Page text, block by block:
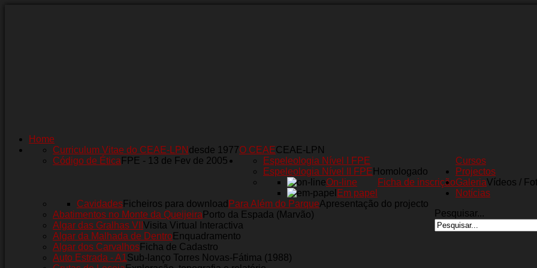
Home
O CEAECEAE-LPN
Curriculum Vitae do CEAE-LPN desde 1977
Código de Ética FPE - 13 de Fev de 2005 Cursos
Espeleologia Nível I FPE
Espeleologia Nível II FPE Homologado
Ficha de inscrição
On-line
Em papel
Projectos
Para Além do ParqueApresentação do projecto
CavidadesFicheiros para download
Abatimentos no Monte da Queijeira Porto da Espada (Marvão)
Algar das Gralhas VII Visita Virtual Interactiva
Algar da Malhada de DentroEnquadramento
Algar dos CarvalhosFicha de Cadastro
Auto Estrada - A1Sub-lanço Torres Novas-Fátima (1988)
GaleriaVídeos /
Notícias
Pesquisar...